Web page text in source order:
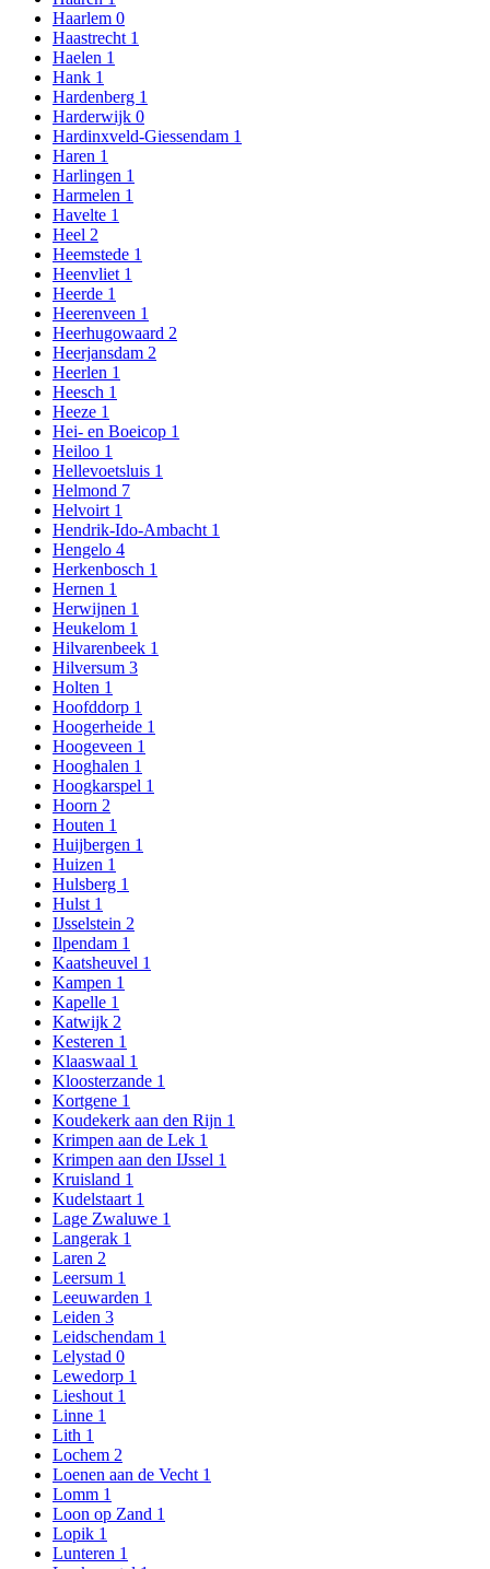
Haarlem 0
Haastrecht 1
Haelen 1
Hank 1
Hardenberg 1
Harderwijk 0
Hardinxveld-Giessendam 1
Haren 1
Harlingen 1
Harmelen 1
Havelte 1
Heel 2
Heemstede 1
Heenvliet 1
Heerde 1
Heerenveen 1
Heerhugowaard 2
Heerjansdam 2
Heerlen 1
Heesch 1
Heeze 1
Hei- en Boeicop 1
Heiloo 1
Hellevoetsluis 1
Helmond 7
Helvoirt 1
Hendrik-Ido-Ambacht 1
Hengelo 4
Herkenbosch 1
Hernen 1
Herwijnen 1
Heukelom 1
Hilvarenbeek 1
Hilversum 3
Holten 1
Hoofddorp 1
Hoogerheide 1
Hoogeveen 1
Hooghalen 1
Hoogkarspel 1
Hoorn 2
Houten 1
Huijbergen 1
Huizen 1
Hulsberg 1
Hulst 1
IJsselstein 2
Ilpendam 1
Kaatsheuvel 1
Kampen 1
Kapelle 1
Katwijk 2
Kesteren 1
Klaaswaal 1
Kloosterzande 1
Kortgene 1
Koudekerk aan den Rijn 1
Krimpen aan de Lek 1
Krimpen aan den IJssel 1
Kruisland 1
Kudelstaart 1
Lage Zwaluwe 1
Langerak 1
Laren 2
Leersum 1
Leeuwarden 1
Leiden 3
Leidschendam 1
Lelystad 0
Lewedorp 1
Lieshout 1
Linne 1
Lith 1
Lochem 2
Loenen aan de Vecht 1
Lomm 1
Loon op Zand 1
Lopik 1
Lunteren 1